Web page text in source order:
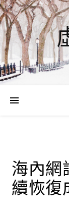
海內網
續恢復